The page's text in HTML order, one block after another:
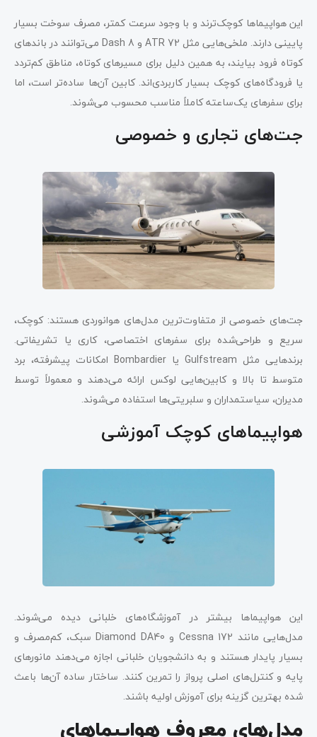
این هواپیماها کوچک‌ترند و با وجود سرعت کمتر، مصرف سوخت بسیار
پایینی دارند. ملخی‌هایی مثل ATR 72 و Dash 8 می‌توانند در باندهای
کوتاه فرود بیایند، به همین دلیل برای مسیرهای کوتاه، مناطق کم‌تردد
یا فرودگاه‌های کوچک بسیار کاربردی‌اند. کابین آن‌ها ساده‌تر است، اما
برای سفرهای یک‌ساعته کاملاً مناسب محسوب می‌شوند.
جت‌های تجاری و خصوصی
جت‌های خصوصی از متفاوت‌ترین مدل‌های هوانوردی هستند: کوچک،
سریع و طراحی‌شده برای سفرهای اختصاصی، کاری یا تشریفاتی.
برندهایی مثل Gulfstream یا Bombardier امکانات پیشرفته، برد
متوسط تا بالا و کابین‌هایی لوکس ارائه می‌دهند و معمولاً توسط
مدیران، سیاستمداران و سلبریتی‌ها استفاده می‌شوند.
هواپیماهای کوچک آموزشی
این هواپیماها بیشتر در آموزشگاه‌های خلبانی دیده می‌شوند.
مدل‌هایی مانند Cessna 172 و Diamond DA40 سبک، کم‌مصرف و
بسیار پایدار هستند و به دانشجویان خلبانی اجازه می‌دهند مانورهای
پایه و کنترل‌های اصلی پرواز را تمرین کنند. ساختار ساده آن‌ها باعث
شده بهترین گزینه برای آموزش اولیه باشند.
مدل‌های معروف هواپیماهای